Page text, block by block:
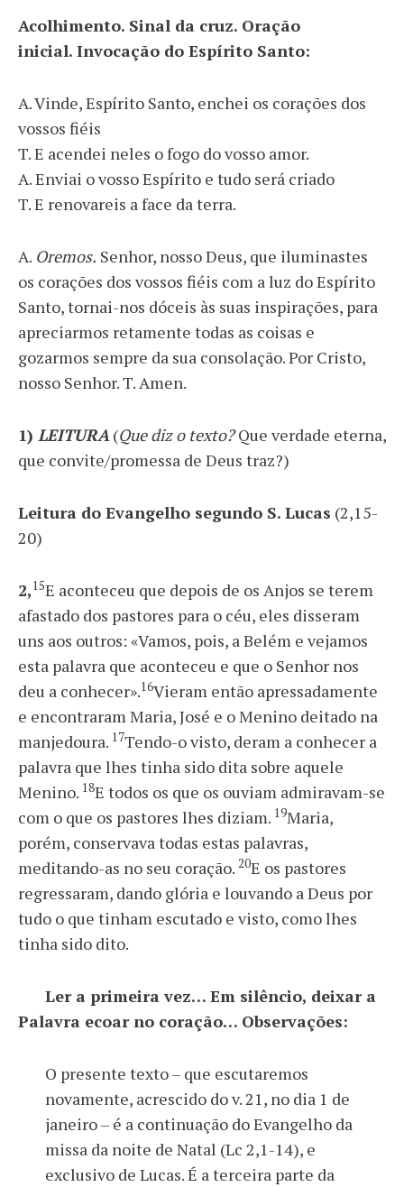
Acolhimento. Sinal da cruz. Oração
inicial. Invocação do Espírito Santo:
A. Vinde, Espírito Santo, enchei os corações dos
vossos fiéis
T. E acendei neles o fogo do vosso amor.
A. Enviai o vosso Espírito e tudo será criado
T. E renovareis a face da terra.
A. Oremos. Senhor, nosso Deus, que iluminastes
os corações dos vossos fiéis com a luz do Espírito
Santo, tornai-nos dóceis às suas inspirações, para
apreciarmos retamente todas as coisas e
gozarmos sempre da sua consolação. Por Cristo,
nosso Senhor. T. Amen.
1) LEITURA (Que diz o texto?Que verdade eterna,
que convite/promessa de Deus traz?)
Leitura do Evangelho segundo S. Lucas (2,15-
20)
2,15E aconteceu que depois de os Anjos se terem
afastado dos pastores para o céu, eles disseram
uns aos outros: «Vamos, pois, a Belém e vejamos
esta palavra que aconteceu e que o Senhor nos
deu a conhecer».16Vieram então apressadamente
e encontraram Maria, José e o Menino deitado na
manjedoura. 17Tendo-o visto, deram a conhecer a
palavra que lhes tinha sido dita sobre aquele
Menino. 18E todos os que os ouviam admiravam-se
com o que os pastores lhes diziam. 19Maria,
porém, conservava todas estas palavras,
meditando-as no seu coração. 20E os pastores
regressaram, dando glória e louvando a Deus por
tudo o que tinham escutado e visto, como lhes
tinha sido dito.
Ler a primeira vez… Em silêncio, deixar a
Palavra ecoar no coração… Observações:
O presente texto – que escutaremos
novamente, acrescido do v. 21, no dia 1 de
janeiro – é a continuação do Evangelho da
missa da noite de Natal (Lc 2,1-14), e
exclusivo de Lucas. É a terceira parte da